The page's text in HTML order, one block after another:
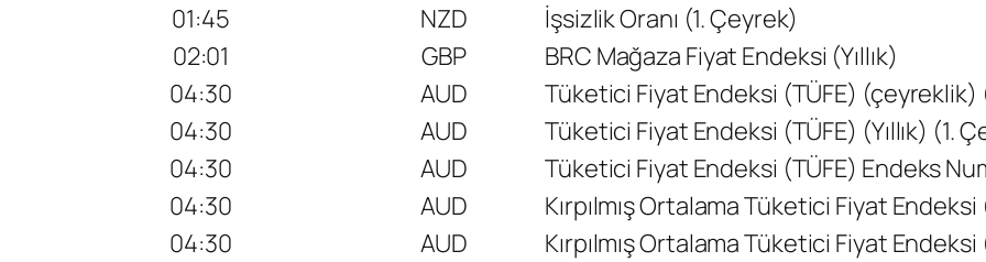
01:45
NZD
İşsizlik Oranı (1. Çeyrek)
02:01
GBP
BRC Mağaza Fiyat Endeksi (Yıllık)
04:30
AUD
Tüketici Fiyat Endeksi (TÜFE) (çeyreklik)
04:30
AUD
Tüketici Fiyat Endeksi (TÜFE) (Yıllık) (1.
04:30
AUD
Tüketici Fiyat Endeksi (TÜFE) Endeks
04:30
AUD
Kırpılmış Ortalama Tüketici Fiyat Endeksi
04:30
AUD
Kırpılmış Ortalama Tüketici Fiyat